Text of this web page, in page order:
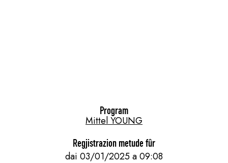
Program
Mittel YOUNG
Regjistrazion metude fûr
dai 03/01/2025 a 09:08